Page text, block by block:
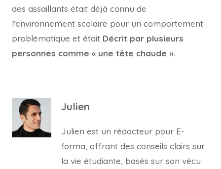
des assaillants était déjà connu de
l'environnement scolaire pour un comportement
problématique et était Décrit par plusieurs
personnes comme « une tête chaude ».
Julien
Julien est un rédacteur pour E-
forma, offrant des conseils clairs sur
la vie étudiante, basés sur son vécu